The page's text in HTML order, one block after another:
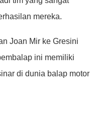
mereka.
Joan Mir ke Gresini
ini memiliki
di dunia balap motor